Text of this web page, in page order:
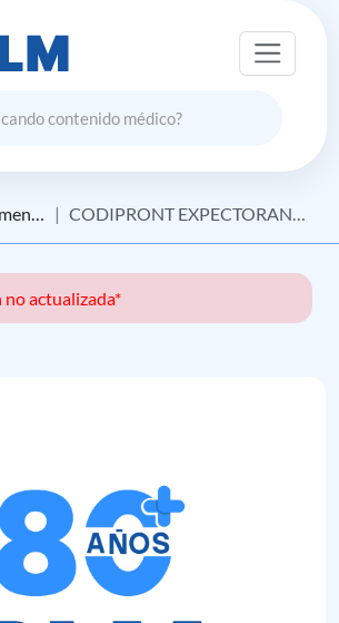
CODIPRONT EXPECTORANTE
actualizada*